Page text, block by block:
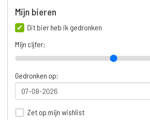
Mijn bieren
Dit bier heb ik gedronken
Mijn cijfer:
Gedronken op:
Zet op mijn wishlist